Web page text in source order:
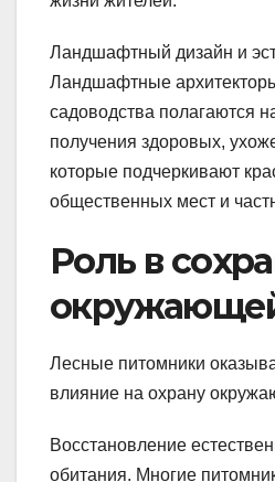
Ландшафтный дизайн и
Ландшафтные
садоводства полагаются
получения здоровых,
которые подчеркивают
общественных мест и
Роль в
Лесные питомники
влияние на охрану
Восстановление
обитания. Многие